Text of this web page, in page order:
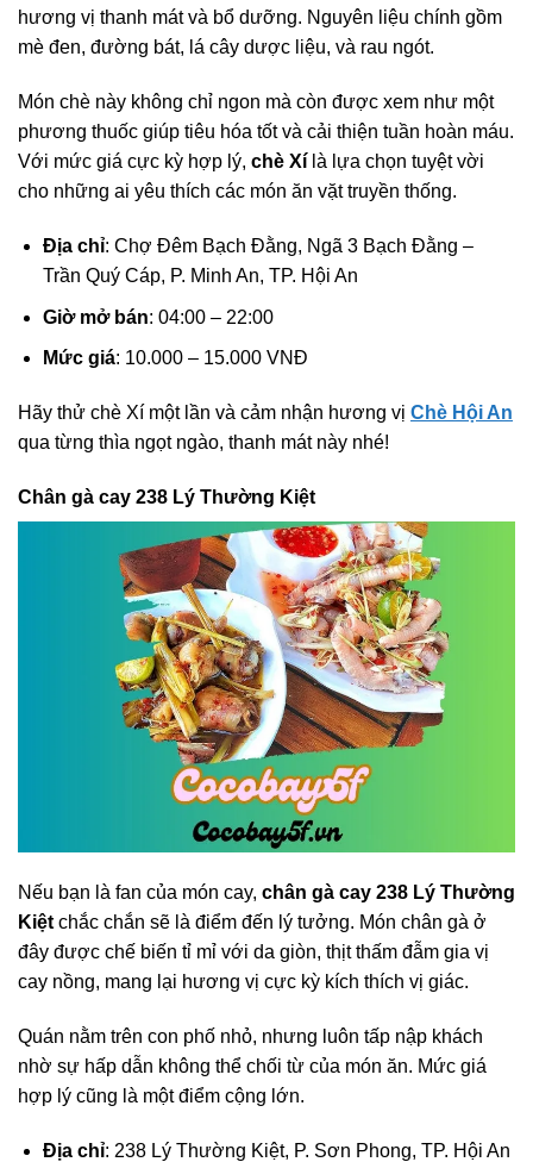
hương vị thanh mát và bổ dưỡng. Nguyên liệu chính gồm
mè đen, đường bát, lá cây dược liệu, và rau ngót.
Món chè này không chỉ ngon mà còn được xem như một
phương thuốc giúp tiêu hóa tốt và cải thiện tuần hoàn máu.
Với mức giá cực kỳ hợp lý, chè Xí là lựa chọn tuyệt vời
cho những ai yêu thích các món ăn vặt truyền thống.
Địa chỉ: Chợ Đêm Bạch Đằng, Ngã 3 Bạch Đằng –
Trần Quý Cáp, P. Minh An, TP. Hội An
Giờ mở bán: 04:00 – 22:00
Mức giá: 10.000 – 15.000 VNĐ
Hãy thử chè Xí một lần và cảm nhận hương vị Chè Hội An
qua từng thìa ngọt ngào, thanh mát này nhé!
Chân gà cay 238 Lý Thường Kiệt
Nếu bạn là fan của món cay, chân gà cay 238 Lý Thường
Kiệt chắc chắn sẽ là điểm đến lý tưởng. Món chân gà ở
đây được chế biến tỉ mỉ với da giòn, thịt thấm đẫm gia vị
cay nồng, mang lại hương vị cực kỳ kích thích vị giác.
Quán nằm trên con phố nhỏ, nhưng luôn tấp nập khách
nhờ sự hấp dẫn không thể chối từ của món ăn. Mức giá
hợp lý cũng là một điểm cộng lớn.
Địa chỉ: 238 Lý Thường Kiệt, P. Sơn Phong, TP. Hội An